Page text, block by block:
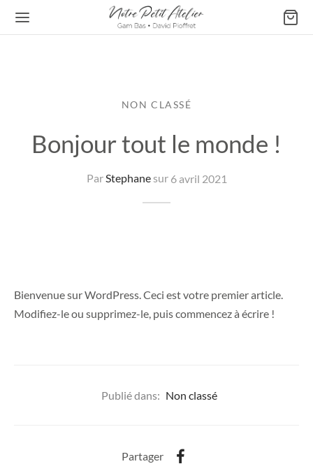
NON CLASSÉ
Bonjour tout le monde !
ParStephanesur 6 avril 2021
Bienvenue sur WordPress. Ceci est votre premier article.
Modifiez-le ou supprimez-le, puis commencez à écrire !
Publié dans: Non classé
Partager